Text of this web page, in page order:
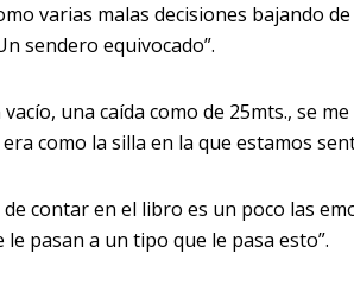
varias malas decisiones bajando
sendero equivocado”.
una caída como de 25mts., se
como la silla en la que estamos
contar en el libro es un poco las
le pasan a un tipo que le pasa esto”.